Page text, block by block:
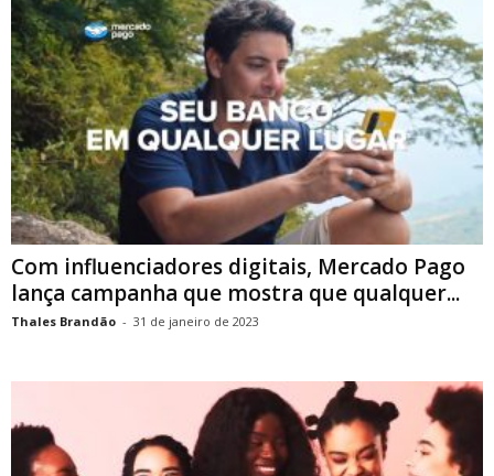
Com influenciadores digitais, Mercado Pago
lança campanha que mostra que qualquer...
Thales Brandão - 31 de janeiro de 2023